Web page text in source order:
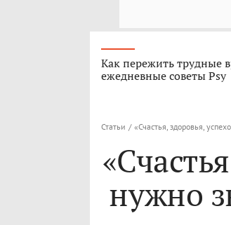
Как пережить трудные
ежедневные советы Psy
Статьи / «Счастья, здоровья,
нужно